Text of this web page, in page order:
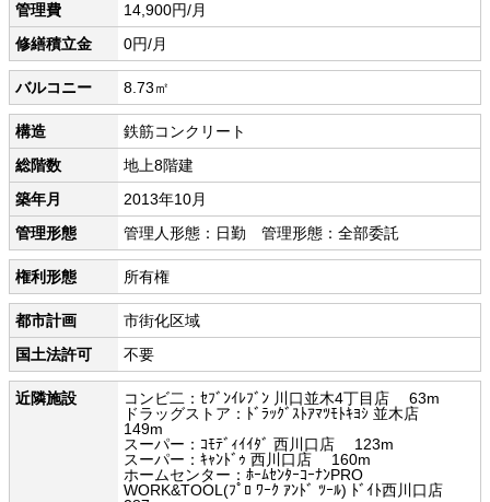
管理費
14,900円/月
修繕積立金
0円/月
バルコニー 8.73㎡
構造
鉄筋コンクリート
総階数
地上8階建
築年月
2013年10月
管理形態
管理人形態：日勤 管理形態：全部委託
権利形態 所有権
都市計画
市街化区域
国土法許可
不要
近隣施設
コンビ二：ｾﾌﾞﾝｲﾚﾌﾞﾝ 川口並木4丁目店 63m
ドラッグストア：ﾄﾞﾗｯｸﾞｽﾄｱﾏﾂﾓﾄｷﾖｼ 並木店
149m
スーパー：ｺﾓﾃﾞｨｲｲﾀﾞ 西川口店 123m
スーパー：ｷｬﾝﾄﾞｩ 西川口店 160m
ホームセンター：ﾎｰﾑｾﾝﾀｰｺｰﾅﾝPRO
WORK&TOOL(ﾌﾟﾛ ﾜｰｸ ｱﾝﾄﾞ ﾂｰﾙ) ﾄﾞｲﾄ西川口店